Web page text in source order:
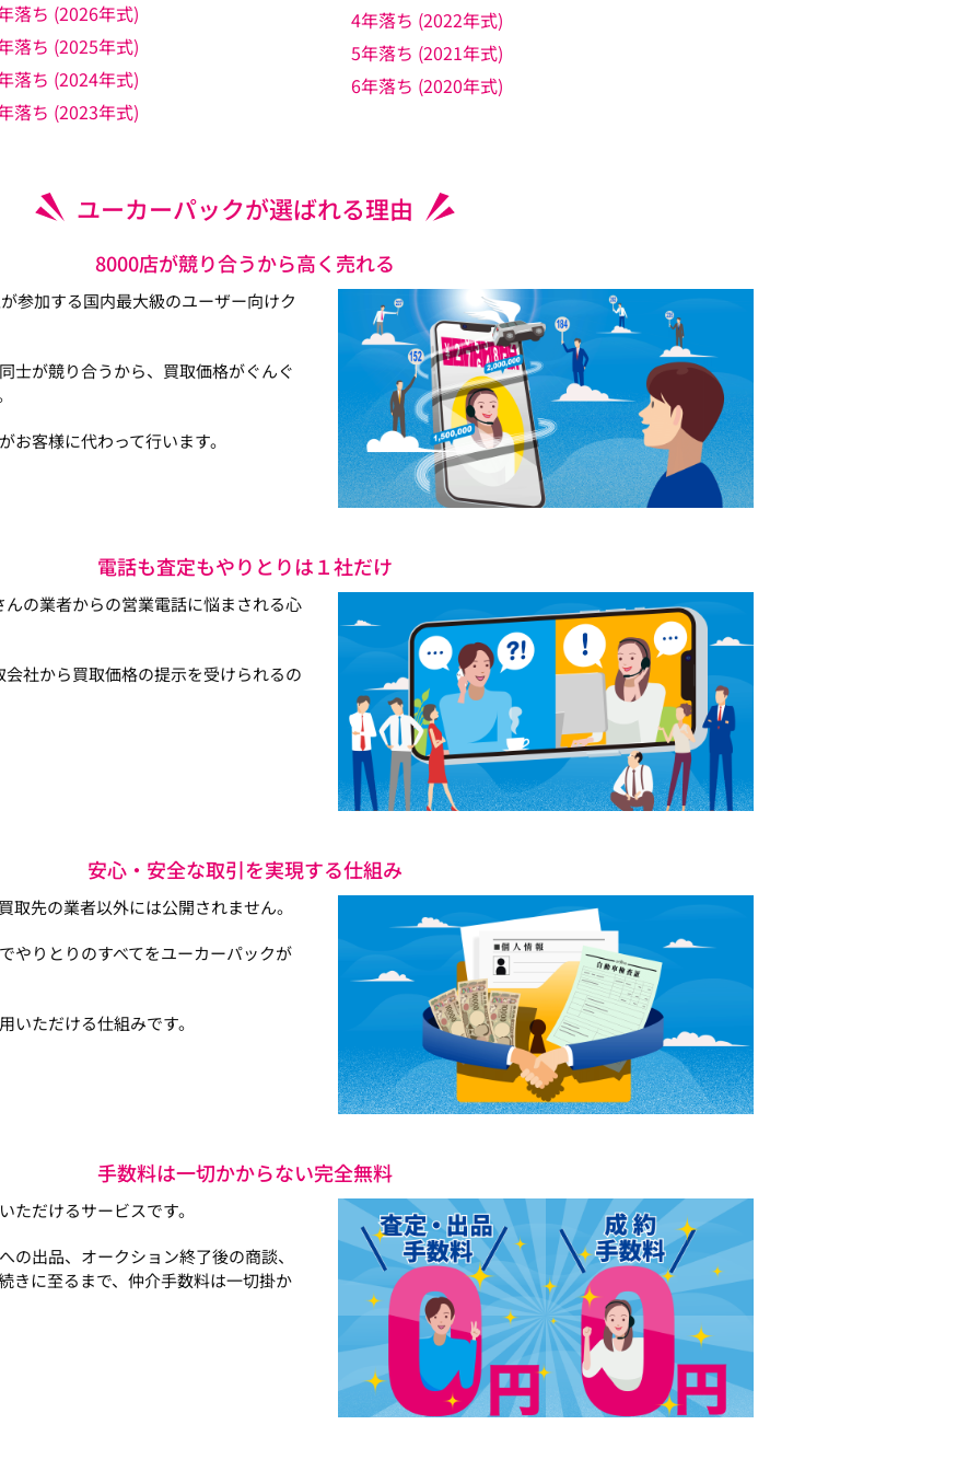
落ち (2026年式)
落ち (2025年式)
落ち (2024年式)
落ち (2023年式)
4年落ち (2022年式)
5年落ち (2021年式)
6年落ち (2020年式)
ユーカーパックが選ばれる理由
8000店が競り合うから高く売れる
参加する国内最大級のユーザー向けク
士が競り合うから、買取価格がぐんぐ
客様に代わって行います。
電話も査定もやりとりは１社だけ
の業者からの営業電話に悩まされる心
社から買取価格の提示を受けられるの
安心・安全な取引を実現する仕組み
先の業者以外には公開されません。
やりとりのすべてをユーカーパックが
いただける仕組みです。
手数料は一切かからない完全無料
ただけるサービスです。
出品、オークション終了後の商談、
きに至るまで、仲介手数料は一切掛か